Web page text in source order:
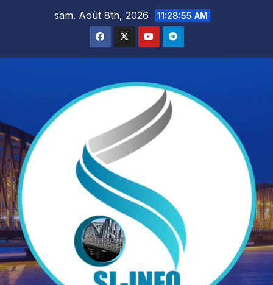
sam. Août 8th, 2026 11:28:57 AM